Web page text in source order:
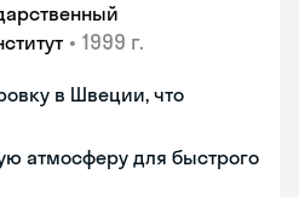
• 1999 г.
в Швеции, что
атмосферу для быстрого